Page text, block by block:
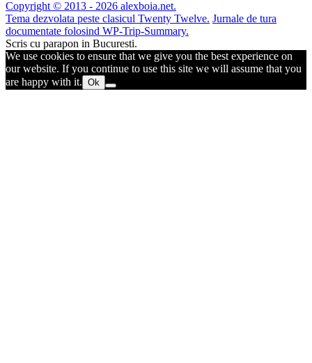
Copyright © 2013 - 2026 alexboia.net.
Tema dezvolata peste clasicul Twenty Twelve. Jurnale de tura
documentate folosind WP-Trip-Summary.
Scris cu parapon in Bucuresti.
We use cookies to ensure that we give you the best experience on
our website. If you continue to use this site we will assume that you
are happy with it. Ok